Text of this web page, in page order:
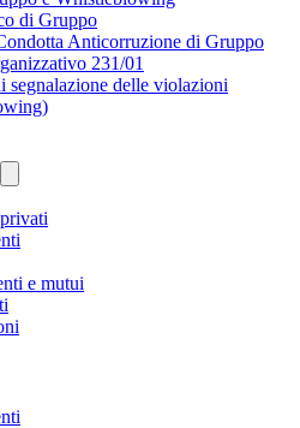
di Gruppo
Anticorruzione di Gruppo
231/01
segnalazione delle violazioni
e mutui